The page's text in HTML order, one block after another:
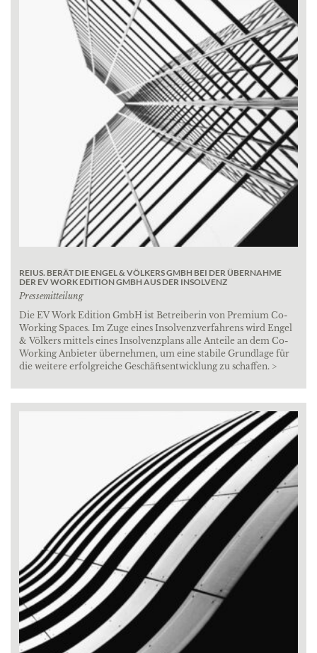
REIUS. BERÄT DIE ENGEL & VÖLKERS GMBH BEI DER ÜBERNAHME
DER EV WORK EDITION GMBH AUS DER INSOLVENZ
Pressemitteilung
Die EV Work Edition GmbH ist Betreiberin von Premium Co-
Working Spaces. Im Zuge eines Insolvenzverfahrens wird Engel
& Völkers mittels eines Insolvenzplans alle Anteile an dem Co-
Working Anbieter übernehmen, um eine stabile Grundlage für
die weitere erfolgreiche Geschäftsentwicklung zu schaffen. >